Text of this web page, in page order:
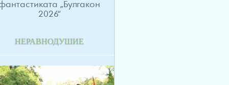
„Булгакон
2026“
НЕРАВНОДУШИЕ